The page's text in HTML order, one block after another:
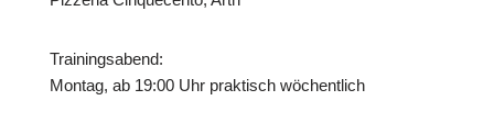
Trainingsabend:
Montag, ab 19:00 Uhr praktisch wöchentlich